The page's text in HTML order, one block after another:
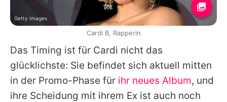
Das Timing ist für Cardi nicht das
glücklichste: Sie befindet sich aktuell mitten
in der Promo-Phase für ihr neues Album, und
ihre Scheidung mit ihrem Ex ist auch noch
Getty Images
Cardi B, Rapperin